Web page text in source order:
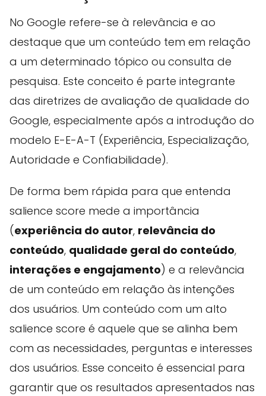
No Google refere-se à relevância e ao
destaque que um conteúdo tem em relação
a um determinado tópico ou consulta de
pesquisa. Este conceito é parte integrante
das diretrizes de avaliação de qualidade do
Google, especialmente após a introdução do
modelo E-E-A-T (Experiência, Especialização,
Autoridade e Confiabilidade).
De forma bem rápida para que entenda
salience score mede a importância
(experiência do autor, relevância do
conteúdo, qualidade geral do conteúdo,
interações e engajamento) e a relevância
de um conteúdo em relação às intenções
dos usuários. Um conteúdo com um alto
salience score é aquele que se alinha bem
com as necessidades, perguntas e interesses
dos usuários. Esse conceito é essencial para
garantir que os resultados apresentados nas